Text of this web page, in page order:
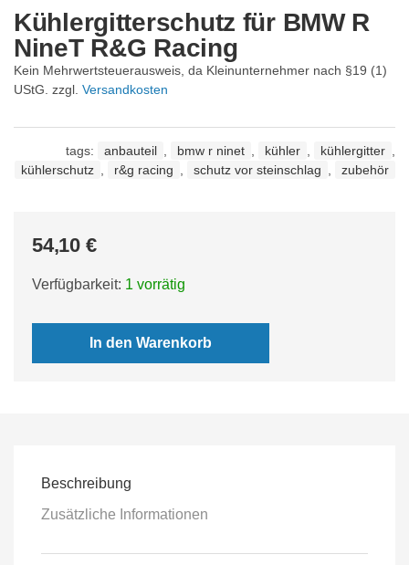
Kühlergitterschutz für BMW R
NineT R&G Racing
Kein Mehrwertsteuerausweis, da Kleinunternehmer nach §19 (1)
UStG. zzgl. Versandkosten
tags: anbauteil bmw r ninet kühler kühlergitter
kühlerschutz
r&g racing schutz vor steinschlag zubehör
54,10 €
Verfügbarkeit: 1 vorrätig
In den Warenkorb
Beschreibung
Zusätzliche Informationen